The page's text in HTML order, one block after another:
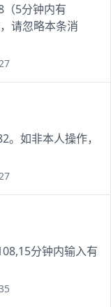
（5分钟内有
请忽略本条消
。如非本人操作，
分钟内输入有